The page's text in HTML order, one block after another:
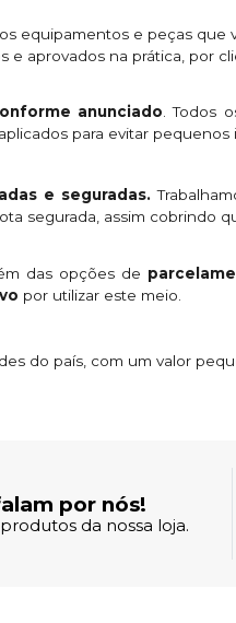
equipamentos e peças que
aprovados na prática, por
anunciado . Todos
para evitar
e seguradas.
segurada, assim cobrindo
das opções de
por utilizar este meio.
do país, com um valor
por nós!
da nossa loja.